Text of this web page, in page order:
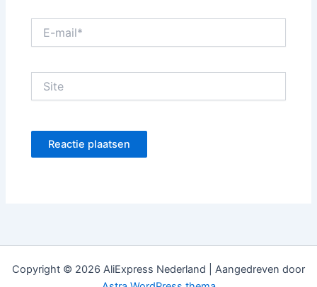
mail*
Copyright © 2026 AliExpress Nederland | Aangedreven door